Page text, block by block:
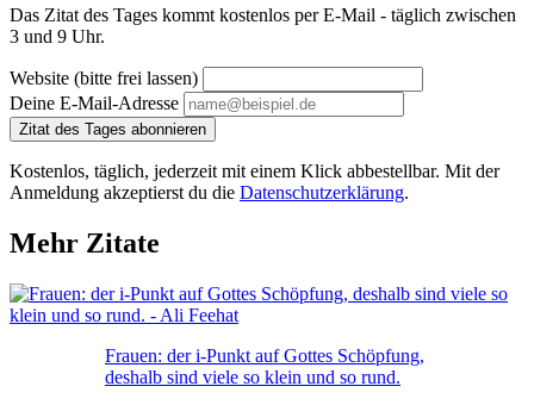
Das Zitat des Tages kommt kostenlos per E-Mail - täglich zwischen
3 und 9 Uhr.
Website (bitte frei lassen)
Deine E-Mail-Adresse
Zitat des Tages abonnieren
Kostenlos, täglich, jederzeit mit einem Klick abbestellbar. Mit der
Anmeldung akzeptierst du die Datenschutzerklärung.
Mehr Zitate
Frauen: der i-Punkt auf Gottes Schöpfung,
deshalb sind viele so klein und so rund.